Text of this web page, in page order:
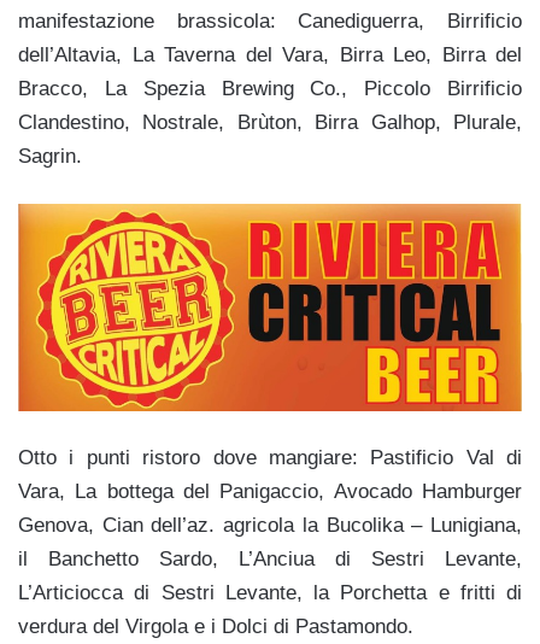
manifestazione brassicola: Canediguerra, Birrificio
dell’Altavia, La Taverna del Vara, Birra Leo, Birra del
Bracco, La Spezia Brewing Co., Piccolo Birrificio
Clandestino, Nostrale, Brùton, Birra Galhop, Plurale,
Sagrin.
Otto i punti ristoro dove mangiare: Pastificio Val di
Vara, La bottega del Panigaccio, Avocado Hamburger
Genova, Cian dell’az. agricola la Bucolika – Lunigiana,
il Banchetto Sardo, L’Anciua di Sestri Levante,
L’Articiocca di Sestri Levante, la Porchetta e fritti di
verdura del Virgola e i Dolci di Pastamondo.